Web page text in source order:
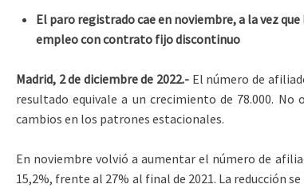
El paro registrado cae en noviembre, a la vez
empleo con contrato fijo discontinuo
Madrid, 2 de diciembre de 2022.- El número de
resultado equivale a un crecimiento de 78.000.
cambios en los patrones estacionales.
En noviembre volvió a aumentar el número de
15,2%, frente al 27% al final de 2021. La reducción